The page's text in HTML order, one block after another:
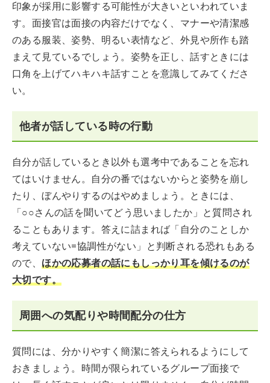
印象が採用に影響する可能性が大きいといわれていま
す。面接官は面接の内容だけでなく、マナーや清潔感
のある服装、姿勢、明るい表情など、外見や所作も踏
まえて見ているでしょう。姿勢を正し、話すときには
口角を上げてハキハキ話すことを意識してみてくださ
い。
他者が話している時の行動
自分が話しているとき以外も選考中であることを忘れ
てはいけません。自分の番ではないからと姿勢を崩し
たり、ぼんやりするのはやめましょう。ときには、
「○○さんの話を聞いてどう思いましたか」と質問され
ることもあります。答えに詰まれば「自分のことしか
考えていない=協調性がない」と判断される恐れもある
ので、ほかの応募者の話にもしっかり耳を傾けるのが
大切です。
周囲への気配りや時間配分の仕方
質問には、分かりやすく簡潔に答えられるようにして
おきましょう。時間が限られているグループ面接で